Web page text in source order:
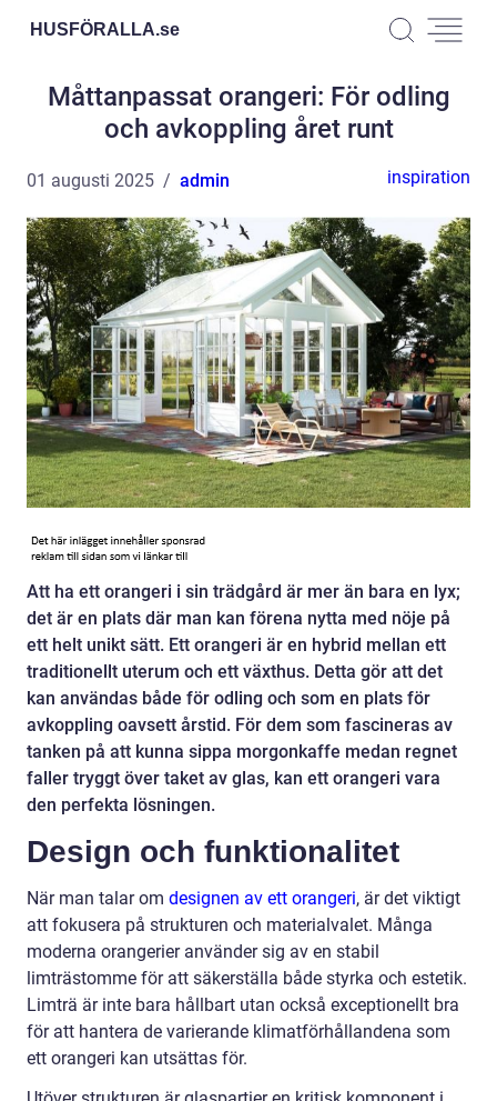
HUSFÖRALLA.se
Måttanpassat orangeri: För odling
och avkoppling året runt
01 augusti 2025 admin inspiration
Att ha ett orangeri i sin trädgård är mer än bara en lyx;
det är en plats där man kan förena nytta med nöje på
ett helt unikt sätt. Ett orangeri är en hybrid mellan ett
traditionellt uterum och ett växthus. Detta gör att det
kan användas både för odling och som en plats för
avkoppling oavsett årstid. För dem som fascineras av
tanken på att kunna sippa morgonkaffe medan regnet
faller tryggt över taket av glas, kan ett orangeri vara
den perfekta lösningen.
Design och funktionalitet
När man talar om designen av ett orangeri, är det viktigt
att fokusera på strukturen och materialvalet. Många
moderna orangerier använder sig av en stabil
limträstomme för att säkerställa både styrka och estetik.
Limträ är inte bara hållbart utan också exceptionellt bra
för att hantera de varierande klimatförhållandena som
ett orangeri kan utsättas för.